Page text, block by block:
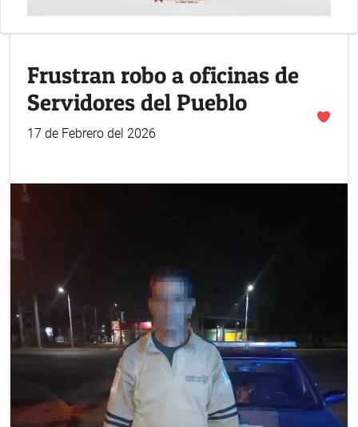
Frustran robo a oficinas de
Servidores del Pueblo
17 de Febrero del 2026